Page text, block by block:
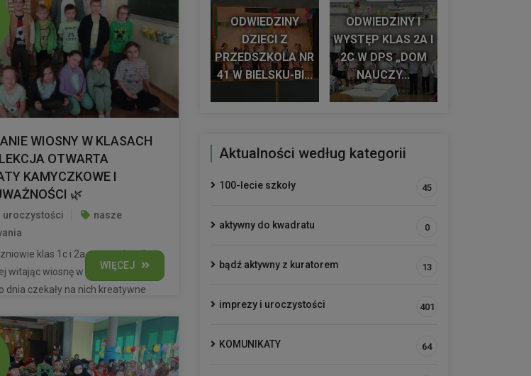
WIOSNY W KLASACH
OTWARTA
KAMYCZKOWE I
🌿
uroczystości
nasze
klas 1c i 2a uczestniczyli w
witając wiosnę w wyjątkowy
dnia czekały na nich kreatywne
WIĘCEJ
ODWIEDZINY
DZIECI Z
PRZEDSZKOLA NR
41 W BIELSKU-BI...
ODWIEDZINY I
WYSTĘP KLAS 2A I
2C W DPS „DOM
NAUCZY...
Aktualności według kategorii
100-lecie szkoły 45
aktywny do kwadratu 0
bądź aktywny z kuratorem 13
imprezy i uroczystości 401
KOMUNIKATY 64